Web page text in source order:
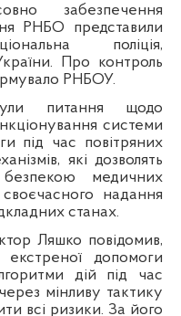
забезпечення
РНБО представили
поліція,
Про контроль
РНБОУ.
питання щодо
системи
під час повітряних
які дозволять
медичних
своєчасного надання
станах.
Ляшко повідомив,
допомоги
дій під час
мінливу тактику
всі ризики. За його